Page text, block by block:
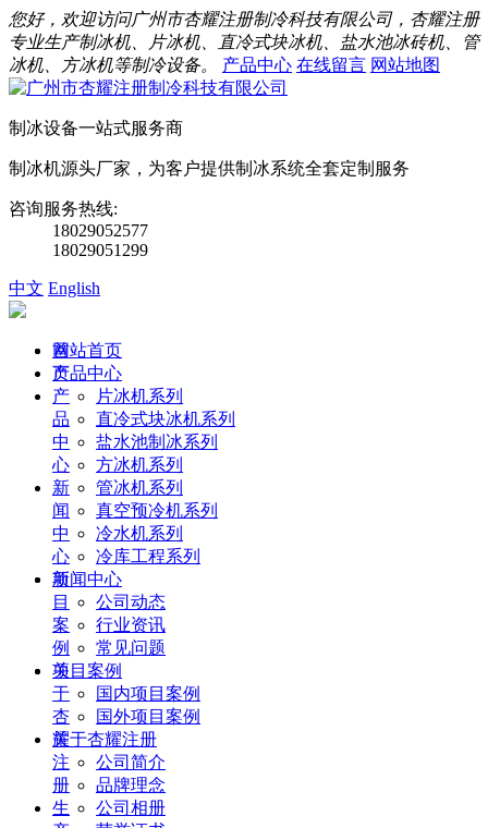
您好，欢迎访问广州市杏耀注册制冷科技有限公司，杏耀注册
专业生产制冰机、片冰机、直冷式块冰机、盐水池冰砖机、管
冰机、方冰机等制冷设备。
产品中心 在线留言 网站地图
制冰设备一站式服务商
制冰机源头厂家，为客户提供制冰系统全套定制服务
咨询服务热线:
18029052577
18029051299
中文 English
首
页
产
品
中
心
新
闻
中
心
项
目
案
例
关
于
杏
耀
注
册
生
网站首页
产品中心
片冰机系列
直冷式块冰机系列
盐水池制冰系列
方冰机系列
管冰机系列
真空预冷机系列
冷水机系列
冷库工程系列
新闻中心
公司动态
行业资讯
常见问题
项目案例
国内项目案例
国外项目案例
关于杏耀注册
公司简介
品牌理念
公司相册